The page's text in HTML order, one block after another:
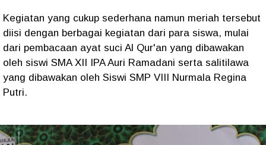
Kegiatan yang cukup sederhana namun meriah tersebut
diisi dengan berbagai kegiatan dari para siswa, mulai
dari pembacaan ayat suci Al Qur'an yang dibawakan
oleh siswi SMA XII IPA Auri Ramadani serta salitilawa
yang dibawakan oleh Siswi SMP VIII Nurmala Regina
Putri.